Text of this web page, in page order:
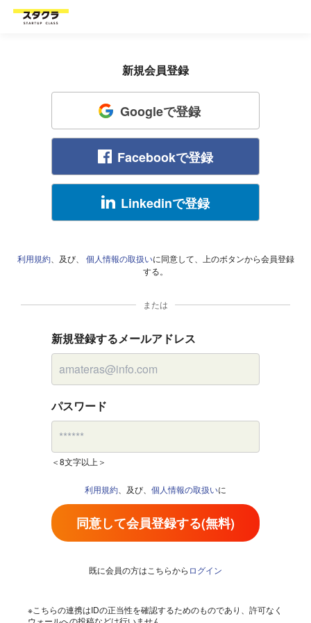
新規会員登録
Googleで登録
Facebookで登録
Linkedinで登録
利用規約、及び、 個人情報の取扱いに同意して、上のボタンから会員登録
する。
または
新規登録するメールアドレス
パスワード
＜8文字以上＞
利用規約 、及び、 個人情報の取扱いに
同意して会員登録する(無料)
既に会員の方はこちらから ログイン
※こちらの連携はIDの正当性を確認するためのものであり、許可なく
ウォールへの投稿などは行いません。